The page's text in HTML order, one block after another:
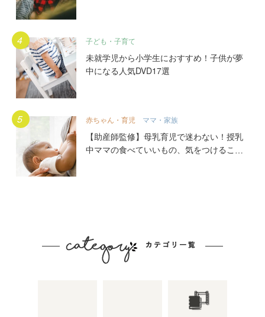
子ども・子育て
未就学児から小学生におすすめ！子供が夢
中になる人気DVD17選
赤ちゃん・育児 ママ・家族
【助産師監修】母乳育児で迷わない！授乳
中ママの食べていいもの、気をつけること